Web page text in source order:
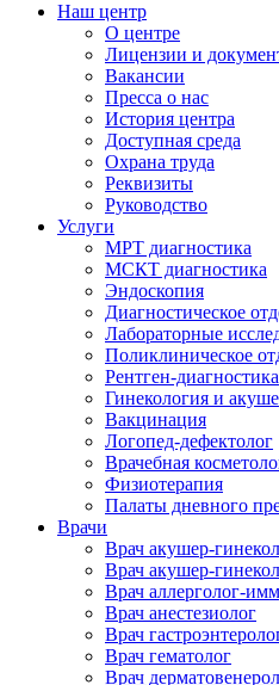
Наш центр
О центре
Лицензии и
Вакансии
Пресса о нас
История центра
Доступная среда
Охрана труда
Реквизиты
Руководство
Услуги
МРТ диагностика
МСКТ диагностика
Эндоскопия
Диагностическое
Лабораторные
Поликлиническое
Рентген-диагностика
Гинекология и
Вакцинация
Логопед-дефектолог
Врачебная
Физиотерапия
Палаты дневного
Врачи
Врач акушер-
Врач акушер-
Врач аллерголог-
Врач анестезиолог
Врач
Врач гематолог
Врач